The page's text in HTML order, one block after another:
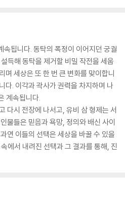
속됩니다. 동탁의 폭정이 이어지던 궁궐
득해 동탁을 제거할 비밀 작전을 세웁
며 세상은 또 한 번 큰 변화를 맞이합니
다. 이각과 곽사가 권력을 차지하며 나
계속됩니다.
다시 전장에 나서고, 유비 삼 형제는 서
물들은 믿음과 욕망, 정의와 배신 사이
연 이들의 선택은 세상을 바꿀 수 있을
에서 내려진 선택과 그 결과를 통해, 진